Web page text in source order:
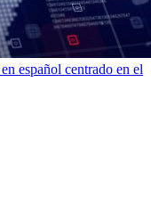
español centrado en el